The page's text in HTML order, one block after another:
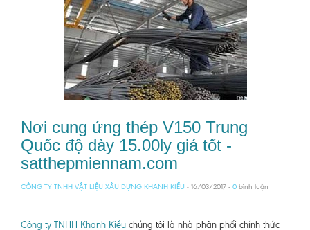
Nơi cung ứng thép V150 Trung
Quốc độ dày 15.00ly giá tốt -
satthepmiennam.com
CÔNG TY TNHH VẬT LIỆU XÂU DỰNG KHANH KIỀU - 16/03/2017 - 0 bình luận
Công ty TNHH Khanh Kiều chúng tôi là nhà phân phối chính thức